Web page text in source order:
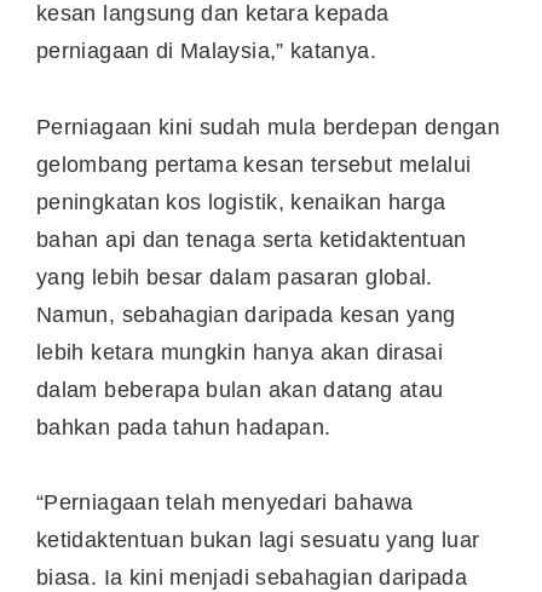
kesan langsung dan ketara kepada
perniagaan di Malaysia,” katanya.
Perniagaan kini sudah mula berdepan dengan
gelombang pertama kesan tersebut melalui
peningkatan kos logistik, kenaikan harga
bahan api dan tenaga serta ketidaktentuan
yang lebih besar dalam pasaran global.
Namun, sebahagian daripada kesan yang
lebih ketara mungkin hanya akan dirasai
dalam beberapa bulan akan datang atau
bahkan pada tahun hadapan.
“Perniagaan telah menyedari bahawa
ketidaktentuan bukan lagi sesuatu yang luar
biasa. Ia kini menjadi sebahagian daripada